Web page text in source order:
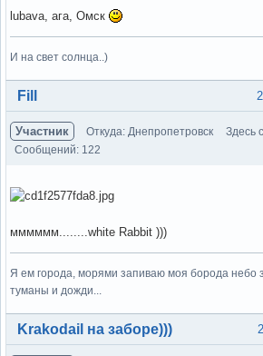
lubava, ага, Омск
И на свет солнца..)
Вне форума
Fill
Участник Откуда: Днепропетровск
Здесь
Сообщений: 122
мммммм........white Rabbit )))
Я ем города, морями запиваю моя борода небо
туманы и дожди...
Вне форума
Krakodail на заборе)))